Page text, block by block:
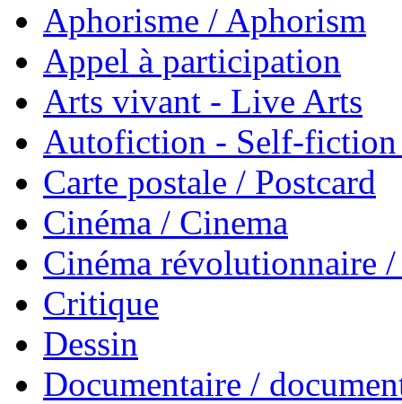
Aphorisme / Aphorism
Appel à participation
Arts vivant - Live Arts
Autofiction - Self-
Carte postale / Postcard
Cinéma / Cinema
Cinéma révolutionnaire
Critique
Dessin
Documentaire /